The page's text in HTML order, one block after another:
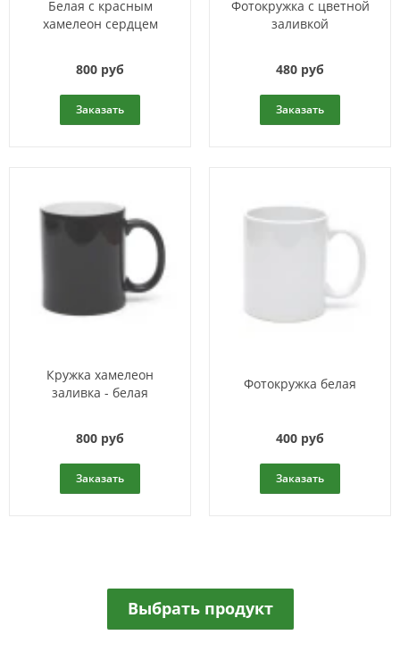
Белая с красным
хамелеон сердцем
800 руб
Заказать
Фотокружка с цветной
заливкой
480 руб
Заказать
Кружка хамелеон
заливка - белая
800 руб
Заказать
Фотокружка белая
400 руб
Заказать
Выбрать продукт